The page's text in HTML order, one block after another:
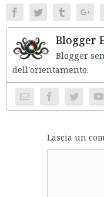
FacebookTwitter Tumblr
Blogger
Blogger
Lascia un